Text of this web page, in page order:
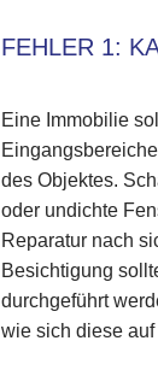
FEHLER 1:
Eine Immobilie
des Objektes.
oder undichte
Reparatur nach
Besichtigung
durchgeführt
wie sich diese